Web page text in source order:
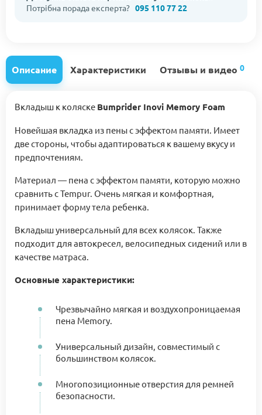
Потрібна порада експерта? 095 110 77 22
Описание Характеристики Отзывы и видео 0
Вкладыш к коляске Bumprider Inovi Memory Foam
Новейшая вкладка из пены с эффектом памяти. Имеет
две стороны, чтобы адаптироваться к вашему вкусу и
предпочтениям.
Материал — пена с эффектом памяти, которую можно
сравнить с Tempur. Очень мягкая и комфортная,
принимает форму тела ребенка.
Вкладыш универсальный для всех колясок. Также
подходит для автокресел, велосипедных сидений или в
качестве матраса.
Основные характеристики:
Чрезвычайно мягкая и воздухопроницаемая
пена Memory.
Универсальный дизайн, совместимый с
большинством колясок.
Многопозиционные отверстия для ремней
безопасности.